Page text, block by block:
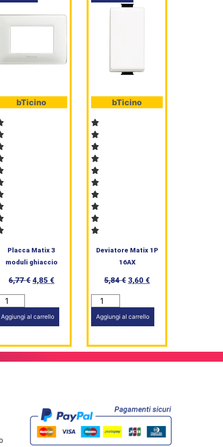
bTicino
Placca Matix 3
moduli ghiaccio
6,77€ 4,85 €
Aggiungi al carrello
bTicino
Deviatore Matix 1P
16AX
5,84€ 3,60 €
Aggiungi al carrello